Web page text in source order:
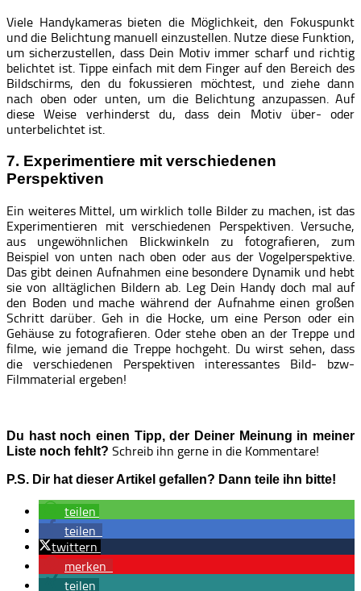
Viele Handykameras bieten die Möglichkeit, den Fokuspunkt
und die Belichtung manuell einzustellen. Nutze diese Funktion,
um sicherzustellen, dass Dein Motiv immer scharf und richtig
belichtet ist. Tippe einfach mit dem Finger auf den Bereich des
Bildschirms, den du fokussieren möchtest, und ziehe dann
nach oben oder unten, um die Belichtung anzupassen. Auf
diese Weise verhinderst du, dass dein Motiv über- oder
unterbelichtet ist.
7. Experimentiere mit verschiedenen
Perspektiven
Ein weiteres Mittel, um wirklich tolle Bilder zu machen, ist das
Experimentieren mit verschiedenen Perspektiven. Versuche,
aus ungewöhnlichen Blickwinkeln zu fotografieren, zum
Beispiel von unten nach oben oder aus der Vogelperspektive.
Das gibt deinen Aufnahmen eine besondere Dynamik und hebt
sie von alltäglichen Bildern ab. Leg Dein Handy doch mal auf
den Boden und mache während der Aufnahme einen großen
Schritt darüber. Geh in die Hocke, um eine Person oder ein
Gehäuse zu fotografieren. Oder stehe oben an der Treppe und
filme, wie jemand die Treppe hochgeht. Du wirst sehen, dass
die verschiedenen Perspektiven interessantes Bild- bzw-
Filmmaterial ergeben!
Du hast noch einen Tipp, der Deiner Meinung in meiner
Liste noch fehlt? Schreib ihn gerne in die Kommentare!
P.S. Dir hat dieser Artikel gefallen? Dann teile ihn bitte!
teilen
teilen
twittern
merken
teilen